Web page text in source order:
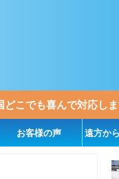
こでも喜んで対応しま
お客様の声 遠方か